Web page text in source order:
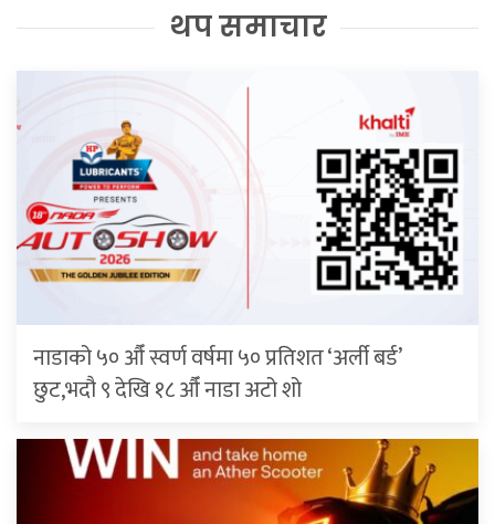
थप समाचार
नाडाको ५० औँ स्वर्ण वर्षमा ५० प्रतिशत ‘अर्ली बर्ड’
छुट,भदौ ९ देखि १८ औँ नाडा अटो शो